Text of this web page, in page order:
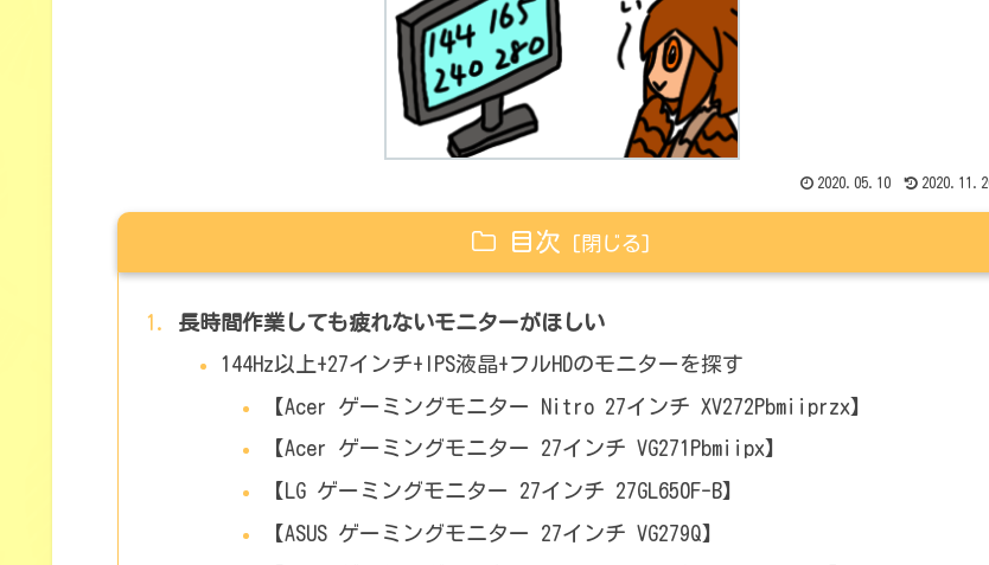
2020.05.10
目次
長時間作業しても疲れないモニターがほしい
144Hz以上+27インチ+IPS液晶+フルHDのモニターを探す
【Acer ゲーミングモニター Nitro 27インチ XV272Pbmiiprzx】
【Acer ゲーミングモニター 27インチ VG271Pbmiipx】
【LG ゲーミングモニター 27インチ 27GL650F-B】
【ASUS ゲーミングモニター 27インチ VG279Q】